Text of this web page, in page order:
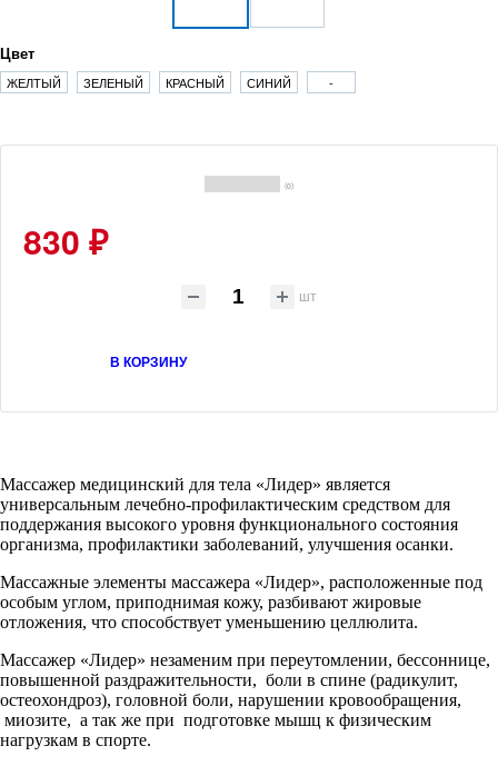
Цвет
ЖЕЛТЫЙ ЗЕЛЕНЫЙ КРАСНЫЙ СИНИЙ -
(0)
830 ₽
шт
В КОРЗИНУ
Массажер медицинский для тела «Лидер» является
универсальным лечебно-профилактическим средством для
поддержания высокого уровня функционального состояния
организма, профилактики заболеваний, улучшения осанки.
Массажные элементы массажера «Лидер», расположенные под
особым углом, приподнимая кожу, разбивают жировые
отложения, что способствует уменьшению целлюлита.
Массажер «Лидер» незаменим при переутомлении, бессоннице,
повышенной раздражительности, боли в спине (радикулит,
остеохондроз), головной боли, нарушении кровообращения,
миозите, а так же при подготовке мышц к физическим
нагрузкам в спорте.